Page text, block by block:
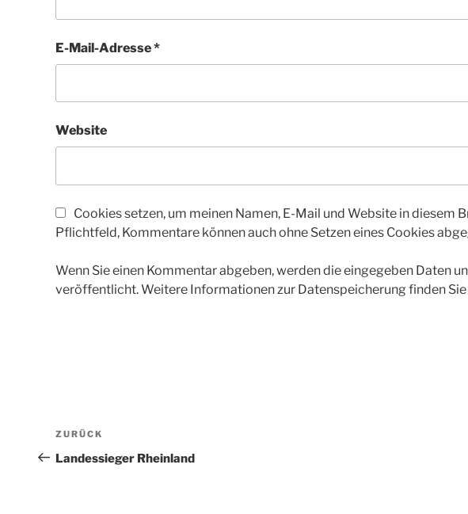
E-Mail-Adresse*
Website
Cookies setzen, um meinen Namen, E-Mail und Website in
Pflichtfeld, Kommentare können auch ohne Setzen eines Cookies
Wenn Sie einen Kommentar abgeben, werden die eingegeben Daten
veröffentlicht. Weitere Informationen zur Datenspeicherung finden Sie
Beitragsnavigation
Vorheriger
Beitrag
ZURÜCK
Landessieger Rheinland